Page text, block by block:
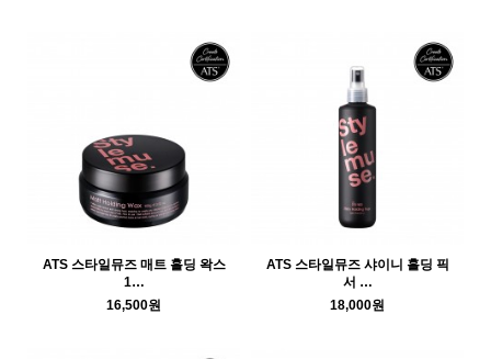
ATS 스타일뮤즈 매트 홀딩 왁스
1…
16,500원
ATS 스타일뮤즈 샤이니 홀딩 픽
서 …
18,000원